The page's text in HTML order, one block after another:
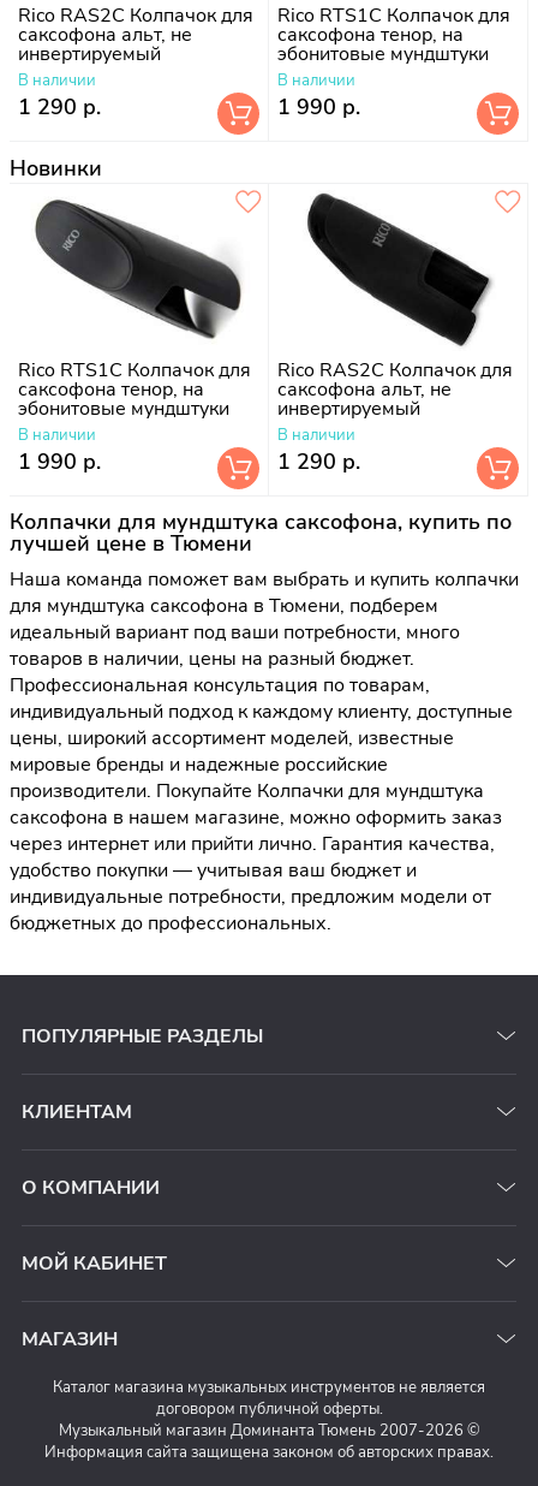
Rico RAS2C Колпачок для
саксофона альт, не
инвертируемый
В наличии
1 290 р.
Rico RTS1C Колпачок для
саксофона тенор, на
эбонитовые мундштуки
В наличии
1 990 р.
Новинки
Rico RTS1C Колпачок для
саксофона тенор, на
эбонитовые мундштуки
В наличии
1 990 р.
Rico RAS2C Колпачок для
саксофона альт, не
инвертируемый
В наличии
1 290 р.
Колпачки для мундштука саксофона, купить по
лучшей цене в Тюмени
Наша команда поможет вам выбрать и купить колпачки
для мундштука саксофона в Тюмени, подберем
идеальный вариант под ваши потребности, много
товаров в наличии, цены на разный бюджет.
Профессиональная консультация по товарам,
индивидуальный подход к каждому клиенту, доступные
цены, широкий ассортимент моделей, известные
мировые бренды и надежные российские
производители. Покупайте Колпачки для мундштука
саксофона в нашем магазине, можно оформить заказ
через интернет или прийти лично. Гарантия качества,
удобство покупки — учитывая ваш бюджет и
индивидуальные потребности, предложим модели от
бюджетных до профессиональных.
ПОПУЛЯРНЫЕ РАЗДЕЛЫ
КЛИЕНТАМ
О КОМПАНИИ
МОЙ КАБИНЕТ
МАГАЗИН
Каталог магазина музыкальных инструментов не является
договором публичной оферты.
Музыкальный магазин Доминанта Тюмень 2007-2026 ©
Информация сайта защищена законом об авторских правах.